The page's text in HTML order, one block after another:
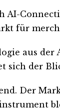
AI-
für
aus
der
Der